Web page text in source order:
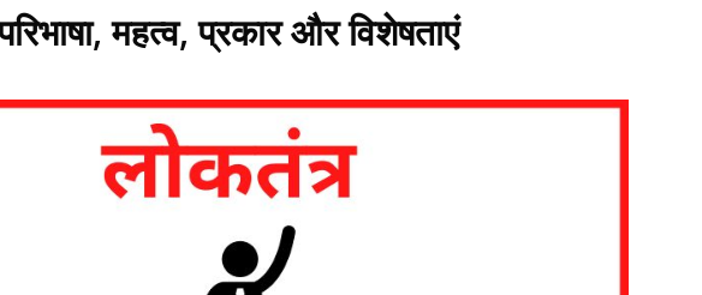
महत्व, प्रकार और विशेषताएं